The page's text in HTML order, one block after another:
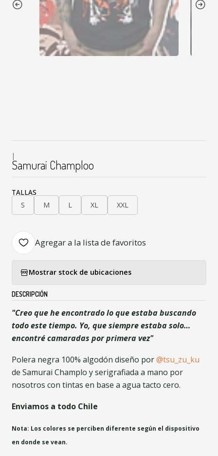
|
Samurai Champloo
TALLAS
S
M L XL XXL
Agregar a la lista de favoritos
Mostrar stock de ubicaciones
DESCRIPCIÓN
"Creo que he encontrado lo que estaba buscando
todo este tiempo. Yo, que siempre estaba solo…
encontré camaradas por primera vez"
Polera negra 100% algodón diseño por@tsu_zu_ku
de Samurai Champlo y serigrafiada a mano por
nosotros con tintas en base a agua tacto cero.
Enviamos a todo Chile
Nota: Los colores se perciben diferente según el dispositivo
en donde se vean.